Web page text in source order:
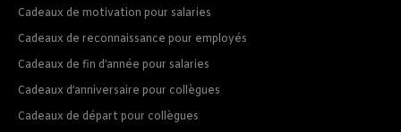
Cadeaux de motivation pour salaries
Cadeaux de reconnaissance pour employés
Cadeaux de fin d’année pour salaries
Cadeaux d’anniversaire pour collègues
Cadeaux de départ pour collègues